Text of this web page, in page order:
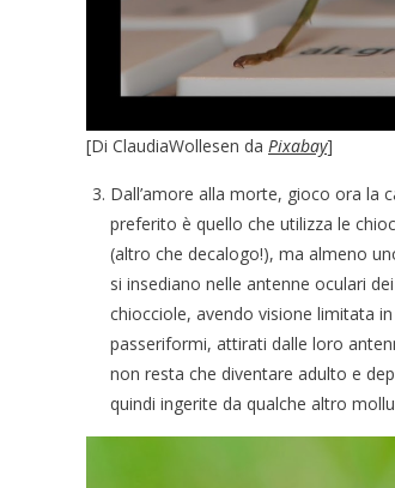
[Di ClaudiaWollesen da Pixabay]
Dall’amore alla morte, gioco ora la
preferito è quello che utilizza le
(altro che decalogo!), ma almeno
si insediano nelle antenne oculari
chiocciole, avendo visione limitata
passeriformi, attirati dalle loro
non resta che diventare adulto e
quindi ingerite da qualche altro